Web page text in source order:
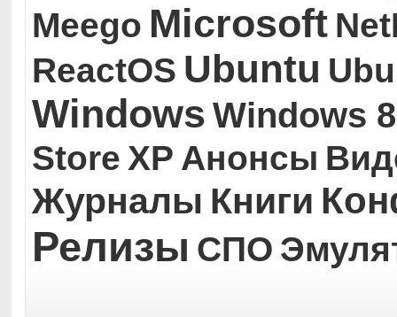
Meego Microsoft
ReactOS Ubuntu
Windows Windows 8
Store XP Анонсы
Журналы Книги
Релизы СПО